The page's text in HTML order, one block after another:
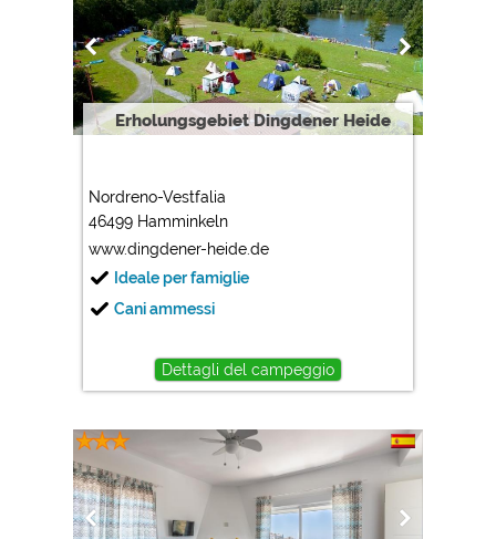
Erholungsgebiet Dingdener Heide
Nordreno-Vestfalia
46499 Hamminkeln
www.dingdener-heide.de
Ideale per famiglie
Cani ammessi
Dettagli del campeggio